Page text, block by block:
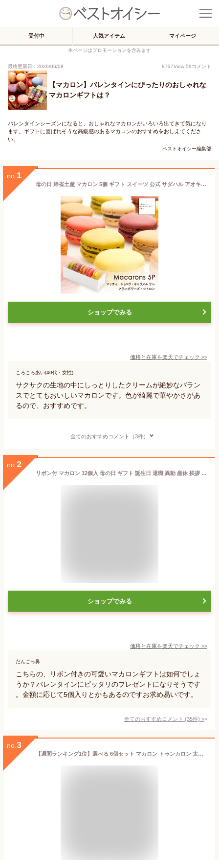
受付中 人気アイテム マイページ
本ページはプロモーションを含みます
最終更新日：2026/06/08 8737View 59コメント
【マカロン】バレンタインにぴったりのおしゃれな
マカロンギフトは？
バレンタインシーズンになると、おしゃれなマカロンがいろいろ出てきて気になり
ます。ギフトに喜ばれそうな高級感のあるマカロンのおすすめをおしえてくださ
い。
ベストオイシー編集部
no. 1
母の日 帰省土産 マカロン 5個 ギフト スイーツ 公式 サダハル アオキ おしゃれ かわいい 高級 ギフト プレゼント 人気 ご褒美 洋菓子 プレゼント 有名 sadaharu aoki スイーツ まかろん
ショップでみる
価格と在庫を楽天でチェック >>
ころころあい(40代・女性)
サクサクの生地の中にしっとりしたクリームが絶妙なバラン
スでとてもおいしいマカロンです。色が綺麗で華やかさがあ
るので、おすすめです。
全てのおすすめコメント（3件）
no. 2
リボン付 マカロン 12個入 母の日 ギフト 誕生日 退職 異動 産休 挨拶 お世話になりました 個包装 プチギフト[冷]お礼 ありがとう 感謝 おしゃれ 可愛い 手土産 贈り物 詰め合わせ 女性向け お配り 職場 小分け 配りやすい 人気 焼き菓子 送別会 お返し 天使がくれたマカロン
ショップでみる
価格と在庫を楽天でチェック >>
だんごっ鼻
こちらの、リボン付きの可愛いマカロンギフトは如何でしょ
うか？バレンタインにピッタリのプレゼントになりそうです
。金額に応じて5個入りとかもあるのですお求め易いです。
全てのおすすめコメント (35件) >
no. 3
【週間ランキング1位】選べる 6個セット マカロン トゥンカロン 太っちょマカロン プレゼント マカプレッソ MACAPRESSO お返し お菓子 ギフト プレゼント スイーツ 内祝い 洋菓子 誕生日 卒業式 ハロウィン 歳暮 クリスマス 冬グルメ